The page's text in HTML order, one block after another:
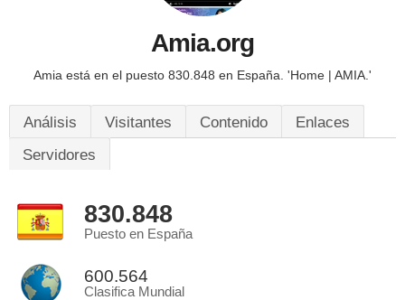
Amia.org
Amia está en el puesto 830.848 en España. 'Home | AMIA.'
Análisis Visitantes Contenido
Enlaces
Servidores
830.848
Puesto en España
600.564
Clasifica Mundial